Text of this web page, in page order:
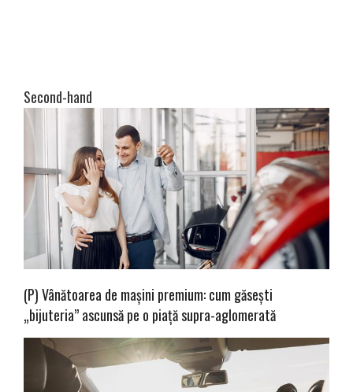
Second-hand
(P) Vânătoarea de mașini premium: cum găsești
„bijuteria” ascunsă pe o piață supra-aglomerată